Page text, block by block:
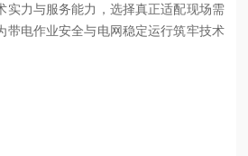
实力与服务能力，选择真正适配现场需
带电作业安全与电网稳定运行筑牢技术